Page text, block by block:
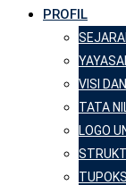
PROFIL
VISI
TATA
LOGO